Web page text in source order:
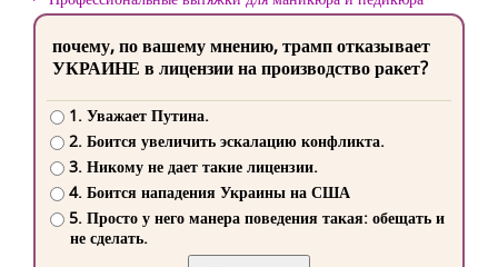
почему, по вашему мнению, трамп отказывает
УКРАИНЕ в лицензии на производство ракет?
1. Уважает Путина.
2. Боится увеличить эскалацию конфликта.
3. Никому не дает такие лицензии.
4. Боится нападения Украины на США
5. Просто у него манера поведения такая: обещать и
не сделать.